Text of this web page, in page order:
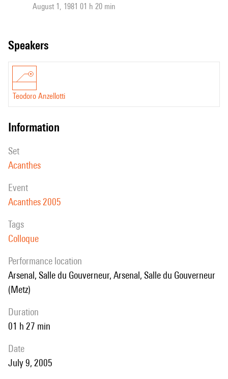
August 1, 1981 01 h 20 min
speakers
Teodoro Anzellotti
information
set
Acanthes
event
Acanthes 2005
Tags
Colloque
performance location
Arsenal, Salle du Gouverneur, Arsenal, Salle du Gouverneur
(Metz)
duration
01 h 27 min
date
July 9, 2005